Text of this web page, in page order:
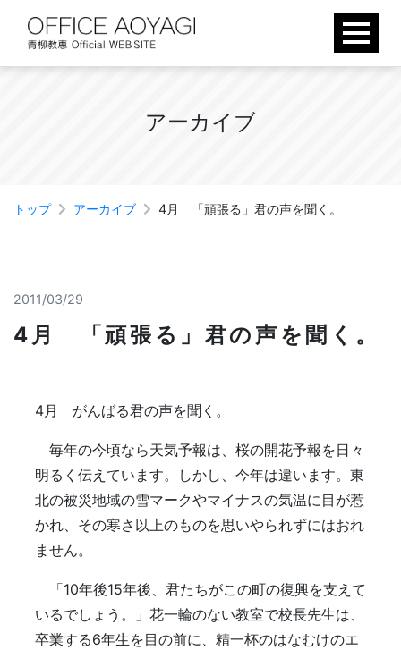
content
アーカ イ ブ
トップ アーカイブ 4月 「頑張る」君の声を聞く。
2011/03/29
4月 「頑張る」君の声を聞く。
4月 がんばる君の声を聞く。
毎年の今頃なら天気予報は、桜の開花予報を日々
明るく伝えています。しかし、今年は違います。東
北の被災地域の雪マークやマイナスの気温に目が惹
かれ、その寒さ以上のものを思いやられずにはおれ
ません。
「10年後15年後、君たちがこの町の復興を支えて
いるでしょう。」花一輪のない教室で校長先生は、
卒業する6年生を目の前に、精一杯のはなむけのエ